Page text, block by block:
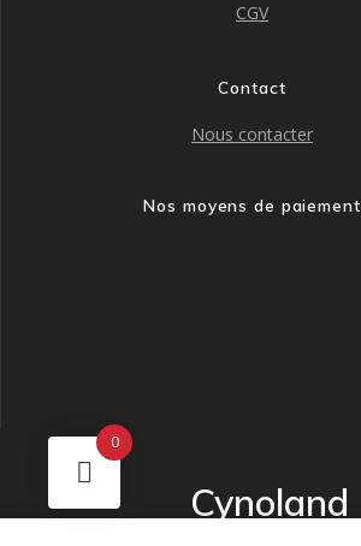
CGV
Contact
Nous contacter
Nos moyens de paiement
Cynoland
0